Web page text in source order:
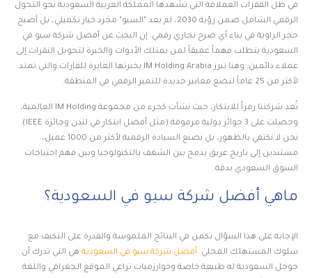
في ظل القفزات العملاقة التي تشهدها المملكة العربية السعودية نحو التحول
الرقمي الشامل ضمن رؤية 2030، لم يعد "السيو" مجرد خيار تكميلي، بل أصبح
حجر الزاوية في بناء أي صرح تجاري رقمي. إن البحث عن أفضل شركة سيو في
السعودية يتطلب فهماً عميقاً لمن يمتلك الأدوات والخبرة لتحويل النقرات إلى
عملاء دائمين. وهنا تبرز IM Holding Arabia بخبرتها العابرة للقارات والتي تمتد
لأكثر من 25 عاماً لتضع معايير جديدة للتميز الرقمي في المنطقة.
تُعد شركتنا رمزاً للابتكار، حيث نشأت كجزء من مجموعة IM Holding العالمية،
وحصلت على 3 جوائز دولية مرموقة (مثل أفضل ابتكار في لندن وجائزة IEEE).
نحن لا نكتفي بالظهور، بل نصنع السيادة الرقمية لأكثر من 1000 عميل،
مستندين إلى تاريخ عريق يدمج بين الشغف بالتكنولوجيا وبين فهم احتياجات
السوق السعودي بدقة.
ماهي أفضل شركة سيو في السعودية؟
الإجابة على هذا السؤال تكمن في النتائج الملموسة والقدرة على التكيف مع
سلوك المستهلك المحلي. أفضل شركة سيو في السعودية هي التي تدرك أن
جوجل السعودية له طبيعة خاصة وخوارزميات تراعي الموقع الجغرافي واللغة